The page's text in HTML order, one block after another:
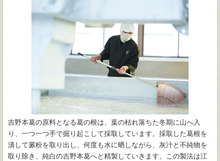
吉野本葛の原料となる葛の根は、葉の枯れ落ちた冬期に山へ入
り、一つ一つ手で掘り起こして採取しています。採取した葛根を
潰して澱粉を取り出し、何度も水に晒しながら、灰汁と不純物を
取り除き、純白の吉野本葛へと精製していきます。この製法は江